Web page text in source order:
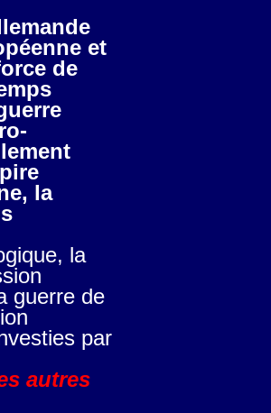
et
de
la
la
guerre de
par
autres